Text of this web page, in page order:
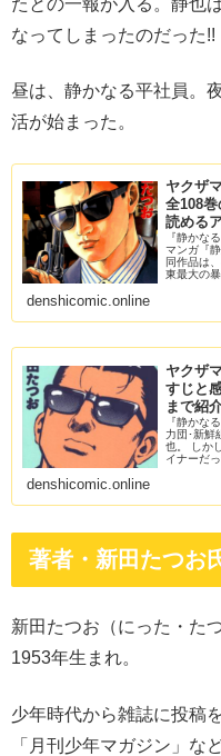
なってしまったのだった!!
昼は、静かなる平社員。
活が始まった。
ヤクザ
全108
読める
『静かな
マンガ『
同作品は
東最大の
denshicomic.online
ヤクザ
すじと
まで紹
『静かな
力団･新鮮
也。 しか
イナーだ
denshicomic.online
著者・新田たつお
新田たつお（にった・た
1953年生まれ。
少年時代から雑誌に投稿
「月刊少年マガジン」な